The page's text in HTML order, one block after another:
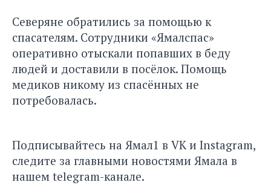
Северяне обратились за помощью к
спасателям. Сотрудники «Ямалспас»
оперативно отыскали попавших в беду
людей и доставили в посёлок. Помощь
медиков никому из спасённых не
потребовалась.
Подписывайтесь на Ямал1 в VK и Instagram,
следите за главными новостями Ямала в
нашем telegram-канале.